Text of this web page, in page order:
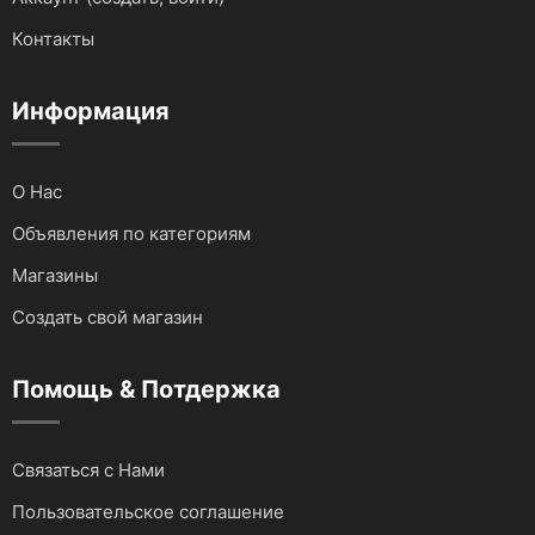
Контакты
Информация
О Нас
Объявления по категориям
Магазины
Создать свой магазин
Помощь & Потдержка
Связаться с Нами
Пользовательское соглашение